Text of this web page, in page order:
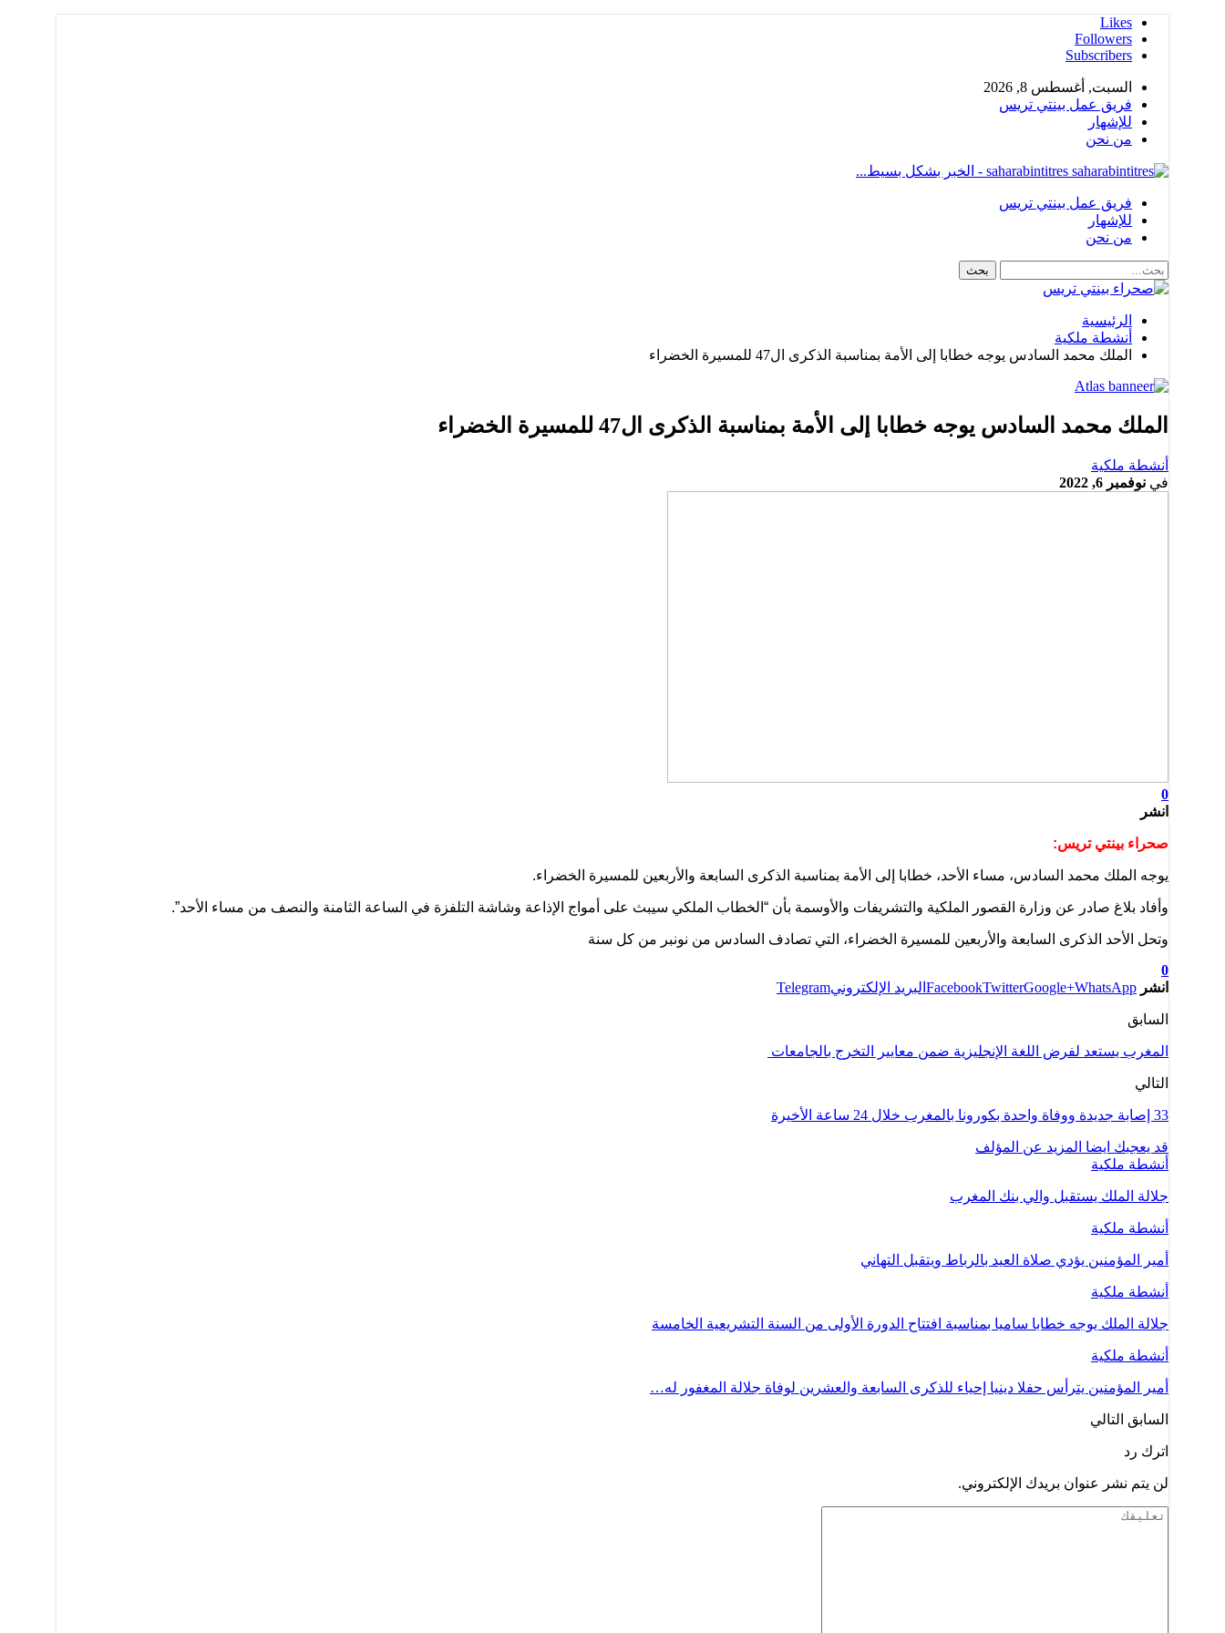
Likes
Followers
Subscribers
السبت, أغسطس 8, 2026
فريق عمل بينتي تريس
للإشهار
من نحن
saharabintitres - الخبر بشكل بسيط...
فريق عمل بينتي تريس
للإشهار
من نحن
الرئيسية
أنشطة ملكية
الملك محمد السادس يوجه خطابا إلى الأمة بمناسبة الذكرى ال47 للمسيرة الخضراء
الملك محمد السادس يوجه خطابا إلى الأمة بمناسبة الذكرى ال47 للمسيرة الخضراء
أنشطة ملكية
في نوفمبر 6, 2022
0
انشر
صحراء بينتي تريس:
يوجه الملك محمد السادس، مساء الأحد، خطابا إلى الأمة بمناسبة الذكرى السابعة والأربعين للمسيرة الخضراء.
وأفاد بلاغ صادر عن وزارة القصور الملكية والتشريفات والأوسمة بأن “الخطاب الملكي سيبث على أمواج الإذاعة وشاشة التلفزة في الساعة الثامنة والنصف من مساء الأحد”.
وتحل الأحد الذكرى السابعة والأربعين للمسيرة الخضراء، التي تصادف السادس من نونبر من كل سنة
0
انشر
FacebookTwitterGoogle+WhatsApp البريد الإلكترونيTelegram
السابق
المغرب يستعد لفرض اللغة الإنجليزية ضمن معايير التخرج بالجامعات
التالي
33 إصابة جديدة ووفاة واحدة بكورونا بالمغرب خلال 24 ساعة الأخيرة
قد يعجبك ايضا المزيد عن المؤلف
أنشطة ملكية
جلالة الملك يستقبل والي بنك المغرب
أنشطة ملكية
أمير المؤمنين يؤدي صلاة العيد بالرباط ويتقبل التهاني
أنشطة ملكية
جلالة الملك يوجه خطابا ساميا بمناسبة افتتاح الدورة الأولى من السنة التشريعية الخامسة
أنشطة ملكية
أمير المؤمنين يترأس حفلا دينيا إحياء للذكرى السابعة والعشرين لوفاة جلالة المغفور له…
السابق التالي
اترك رد
لن يتم نشر عنوان بريدك الإلكتروني.